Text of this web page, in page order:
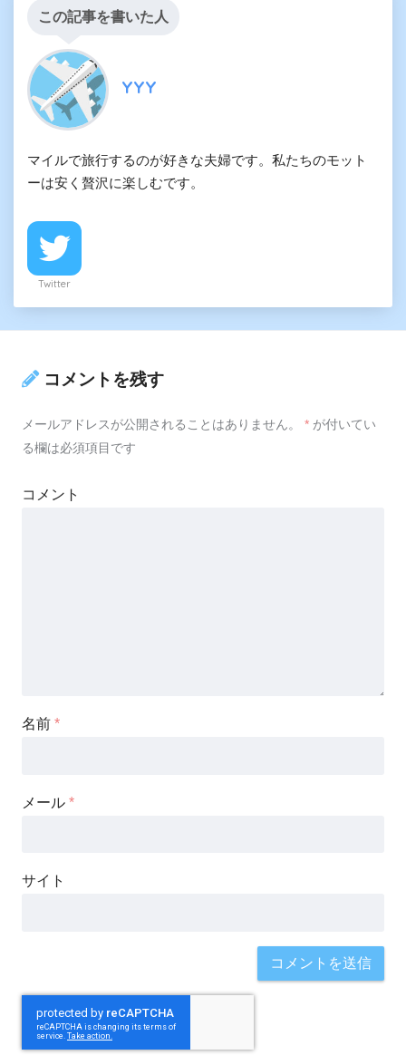
この記事を書いた人
YYY
マイルで旅行するのが好きな夫婦です。私たちのモット
ーは安く贅沢に楽しむです。
Twitter
コメントを残す
メールアドレスが公開されることはありません。 * が付いてい
る欄は必須項目です
コメント
名前 *
メール *
サイト